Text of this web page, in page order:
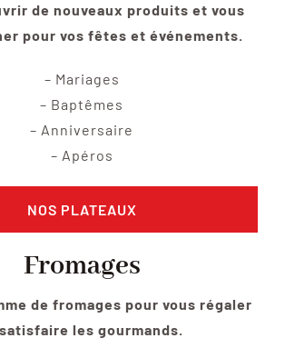
de nouveaux produits et vous
pour vos fêtes et événements.
– Mariages
– Baptêmes
– Anniversaire
– Apéros
NOS PLATEAUX
Fromages
de fromages pour vous régaler
les gourmands.